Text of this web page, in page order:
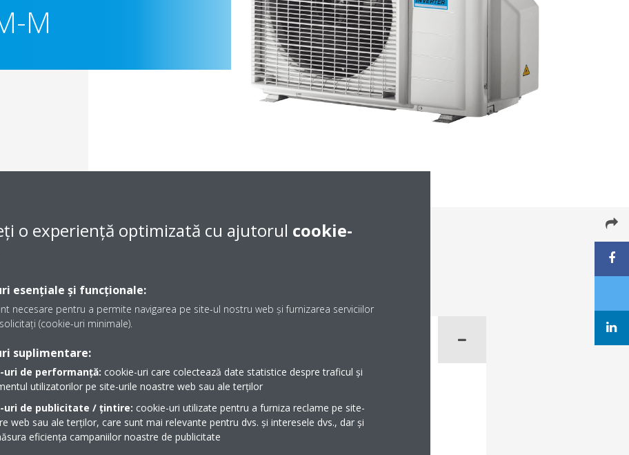
M
Documentaţie
Multi Split_Romanian
o experiență optimizată cu ajutorul cookie-
esențiale și funcționale:
necesare pentru a permite navigarea pe site-ul nostru web și furnizarea serviciilor
(cookie-uri minimale).
suplimentare:
uri de performanță: cookie-uri care colectează date statistice despre traficul și
utilizatorilor pe site-urile noastre web sau ale terților
uri de publicitate / țintire: cookie-uri utilizate pentru a furniza reclame pe site-
web sau ale terților, care sunt mai relevante pentru dvs. și interesele dvs., dar și
eficiența campaniilor noastre de publicitate